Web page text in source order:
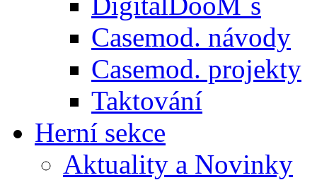
Casemod. návody
Casemod. projekty
Taktování
Herní sekce
Aktuality a Novinky